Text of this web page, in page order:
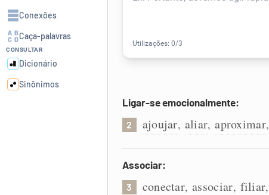
Detector de IA
Humanizador de IA
Conexões
Caça-palavras
CONSULTAR
Dicionário
Sinônimos
Ligar-se emocionalmente:
2 ajoujar, aliar, aproximar,
Associar:
3 conectar, associar, filiar,